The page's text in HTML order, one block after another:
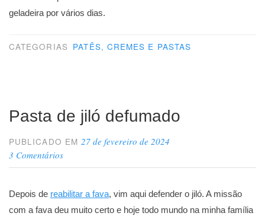
geladeira por vários dias.
CATEGORIAS PATÊS, CREMES E PASTAS
Pasta de jiló defumado
PUBLICADO EM 27 de fevereiro de 2024
3 Comentários
Depois de reabilitar a fava, vim aqui defender o jiló. A missão
com a fava deu muito certo e hoje todo mundo na minha família